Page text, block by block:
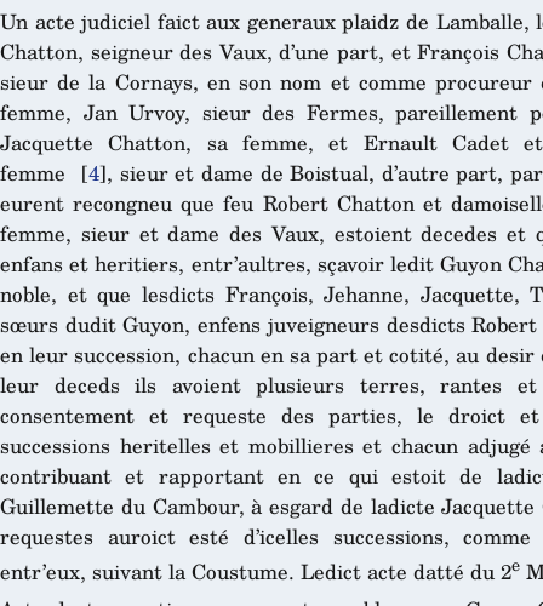
Un acte judiciel faict aux generaux plaidz de Lamballe,
Chatton, seigneur des Vaux, d’une part, et François
sieur de la Cornays, en son nom et comme procureur
femme, Jan Urvoy, sieur des Fermes, pareillement
Jacquette Chatton, sa femme, et Ernault Cadet
femme [4], sieur et dame de Boistual, d’autre part,
eurent recongneu que feu Robert Chatton et
femme, sieur et dame des Vaux, estoient decedes et
enfans et heritiers, entr’aultres, sçavoir ledit Guyon
noble, et que lesdicts François, Jehanne,
sœurs dudit Guyon, enfens juveigneurs desdicts
en leur succession, chacun en sa part et cotité, au
leur deceds ils avoient plusieurs terres, rantes
consentement et requeste des parties, le droict
successions heritelles et mobillieres et chacun
contribuant et rapportant en ce qui estoit de
Guillemette du Cambour, à esgard de ladicte
requestes auroict esté d’icelles successions,
entr’eux, suivant la Coustume. Ledict acte datté du 2e